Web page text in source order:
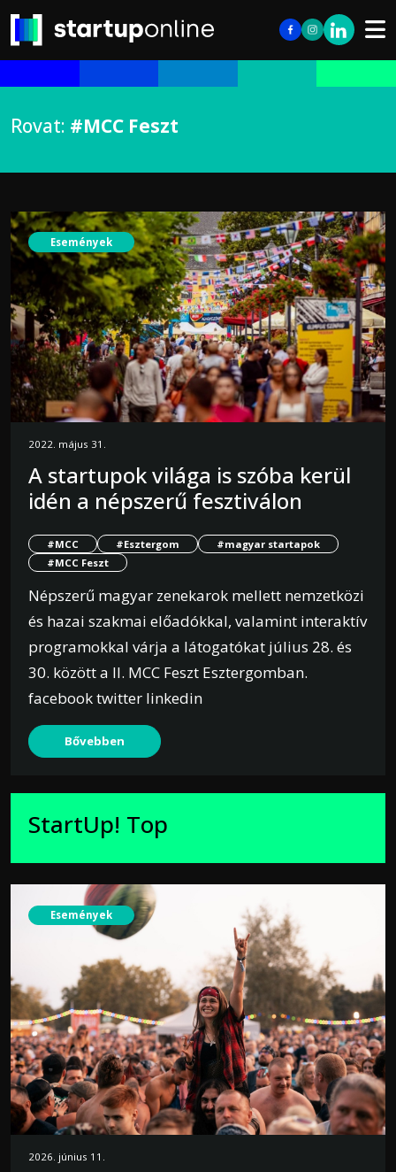
Rovat: #MCC Feszt
Események
2022. május 31.
A startupok világa is szóba kerül
idén a népszerű fesztiválon
#MCC #Esztergom
#magyar startapok
#MCC Feszt
Népszerű magyar zenekarok mellett nemzetközi
és hazai szakmai előadókkal, valamint interaktív
programokkal várja a látogatókat július 28. és
30. között a II. MCC Feszt Esztergomban.
facebook twitter linkedin
Bővebben
StartUp! Top
Események
2026. június 11.